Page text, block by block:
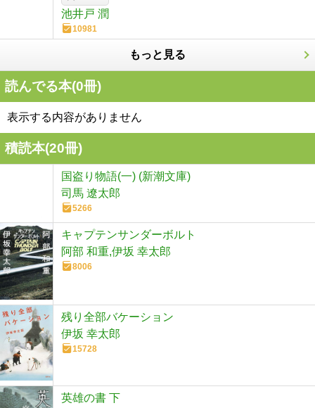
池井戸 潤
10981
もっと見る
読んでる本(0冊)
表示する内容がありません
積読本(20冊)
国盗り物語(一) (新潮文庫)
司馬 遼太郎
5266
キャプテンサンダーボルト
阿部 和重,伊坂 幸太郎
8006
残り全部バケーション
伊坂 幸太郎
15728
英雄の書 下